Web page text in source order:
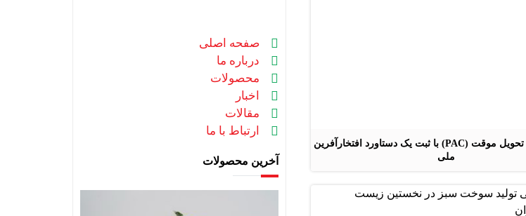
صدور گواهی تحویل موقت (PAC) با ثبت یک دستاورد افتخارآفرین
ملی
صفحه اصلی
درباره ما
محصولات
اخبار
مقالات
ارتباط با ما
آخرین محصولات